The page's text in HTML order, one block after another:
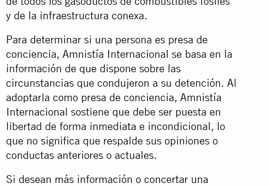
y de la infraestructura conexa.
Para determinar si una persona es presa de
conciencia, Amnistía Internacional se basa en la
información de que dispone sobre las
circunstancias que condujeron a su detención. Al
adoptarla como presa de conciencia, Amnistía
Internacional sostiene que debe ser puesta en
libertad de forma inmediata e incondicional, lo
que no significa que respalde sus opiniones o
conductas anteriores o actuales.
Si desean más información o concertar una